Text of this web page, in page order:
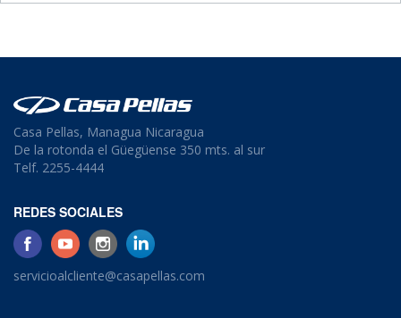
Casa Pellas, Managua Nicaragua
De la rotonda el Güegüense 350 mts. al sur
Telf. 2255-4444
REDES SOCIALES
servicioalcliente@casapellas.com